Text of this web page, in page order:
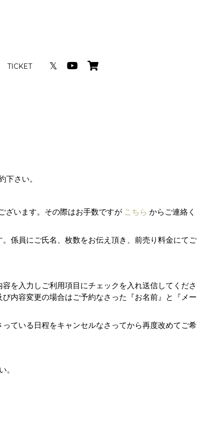
TICKET 𝕏
さい。
ざいます。その際はお手数ですが こちら からご連絡く
係員にご氏名、枚数をお伝え頂き、前売り料金にてご
を入力しご利用項目にチェックを入れ送信してくださ
内容変更の場合はご予約なさった『お名前』と『メー
ている日程をキャンセルなさってから再度改めてご希
。